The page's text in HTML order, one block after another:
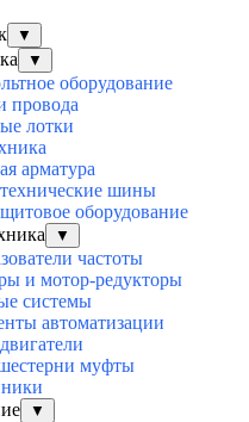
▼
▼
оборудование
провода
лотки
арматура
шины
оборудование
▼
частоты
и мотор-редукторы
системы
автоматизации
муфты
▼